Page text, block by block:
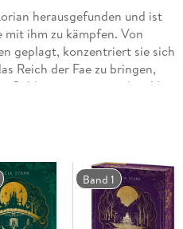
herausgefunden und ist
mit ihm zu kämpfen. Von
geplagt, konzentriert sie sich
Reich der Fae zu bringen,
Soldaten gejagt werden. Nur
ihre volle Macht
sollte. Dabei lernt sie
Geheimnisse ihrer
dass sie sich vor denen hüten
Band 1